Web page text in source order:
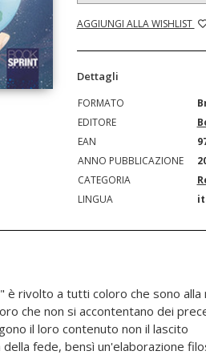
AGGIUNGI ALLA WISHLIST
Dettagli
FORMATO
EDITORE
EAN
ANNO PUBBLICAZIONE
CATEGORIA
LINGUA
è rivolto a tutti coloro che sono alla
che non si accontentano dei
il loro contenuto non il lascito
fede, bensì un'elaborazione
significato dato alla parola
fede. Il libro è composto da tre
I si pone le domande esistenziali che